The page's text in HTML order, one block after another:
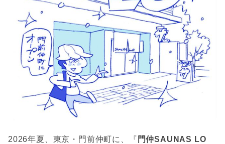
2026年夏、東京・門前仲町に、『 門仲SAUNAS LO